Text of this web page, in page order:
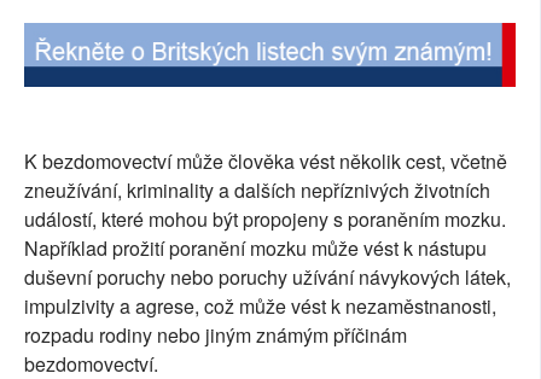
K bezdomovectví může člověka vést několik cest, včetně
zneužívání, kriminality a dalších nepříznivých životních
událostí, které mohou být propojeny s poraněním mozku.
Například prožití poranění mozku může vést k nástupu
duševní poruchy nebo poruchy užívání návykových látek,
impulzivity a agrese, což může vést k nezaměstnanosti,
rozpadu rodiny nebo jiným známým příčinám
bezdomovectví.